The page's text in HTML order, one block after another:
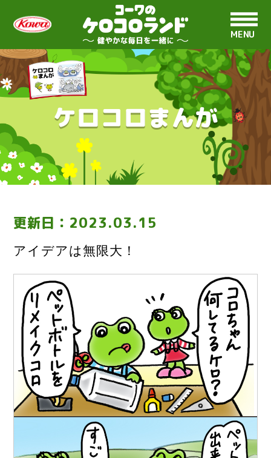
MENU
ケロコロまんが
更新日： 2023.03.15
アイデアは無限大！